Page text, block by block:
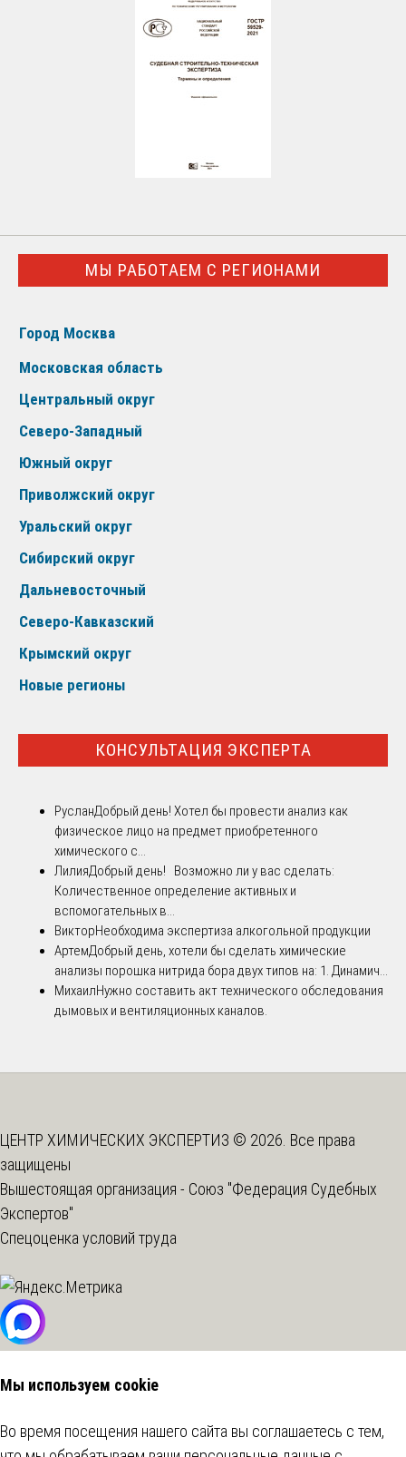
МЫ РАБОТАЕМ С РЕГИОНАМИ
Город Москва
Московская область
Центральный округ
Северо-Западный
Южный округ
Приволжский округ
Уральский округ
Сибирский округ
Дальневосточный
Северо-Кавказский
Крымский округ
Новые регионы
КОНСУЛЬТАЦИЯ ЭКСПЕРТА
РусланДобрый день! Хотел бы провести анализ как
физическое лицо на предмет приобретенного
химического с...
ЛилияДобрый день! Возможно ли у вас сделать:
Количественное определение активных и
вспомогательных в...
ВикторНеобходима экспертиза алкогольной продукции
АртемДобрый день, хотели бы сделать химические
анализы порошка нитрида бора двух типов на: 1. Динамич...
МихаилНужно составить акт технического обследования
дымовых и вентиляционных каналов.
ЦЕНТР ХИМИЧЕСКИХ ЭКСПЕРТИЗ © 2026. Все права
защищены
Вышестоящая организация - Союз "Федерация Судебных
Экспертов"
Спецоценка условий труда
Мы используем cookie
Во время посещения нашего сайта вы соглашаетесь с тем,